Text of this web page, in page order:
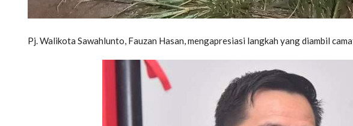
Pj. Walikota Sawahlunto, Fauzan Hasan, mengapresiasi langkah yang diambil